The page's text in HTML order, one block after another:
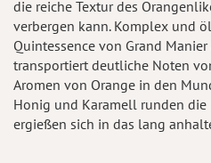
die reiche Textur des
verbergen kann. Komplex und
Quintessence von Grand
transportiert deutliche Noten
Aromen von Orange in den
Honig und Karamell runden
ergießen sich in das lang